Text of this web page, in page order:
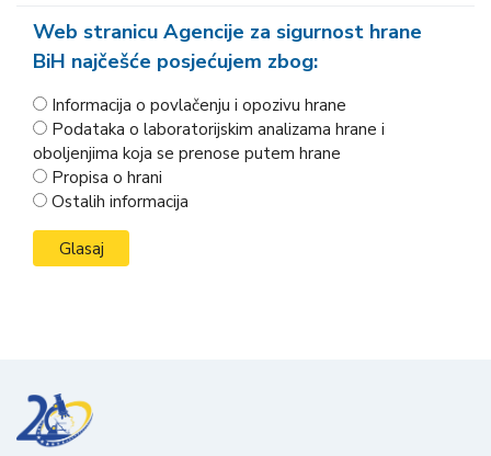
Web stranicu Agencije za sigurnost hrane
BiH najčešće posjećujem zbog:
Informacija o povlačenju i opozivu hrane
Podataka o laboratorijskim analizama hrane i
oboljenjima koja se prenose putem hrane
Propisa o hrani
Ostalih informacija